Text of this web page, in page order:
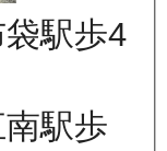
駅歩4
駅歩